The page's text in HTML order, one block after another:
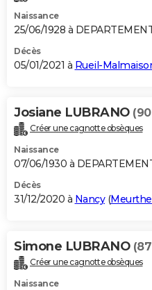
Naissance
25/06/1928 à
Décès
05/01/2021 à Rueil-
Josiane LUBRANO
Créer une cagnotte obsèques
Naissance
07/06/1930 à
Décès
31/12/2020 à Nancy(
Simone LUBRANO
Créer une cagnotte obsèques
Naissance